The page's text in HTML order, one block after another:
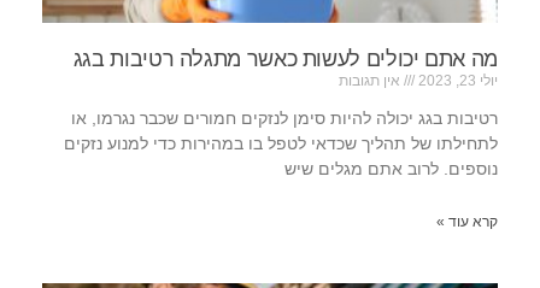
מה אתם יכולים לעשות כאשר מתגלה רטיבות בגג
יולי 23, 2023 אין תגובות
רטיבות בגג יכולה להיות סימן לנזקים חמורים שכבר נגרמו, או
לתחילתו של תהליך שכדאי לטפל בו במהירות כדי למנוע נזקים
נוספים. לרוב אתם מגלים שיש
קרא עוד »